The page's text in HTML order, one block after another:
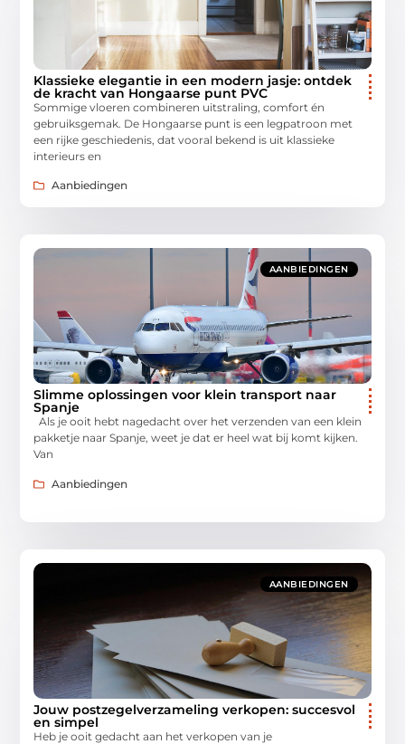
Klassieke elegantie in een modern jasje: ontdek
de kracht van Hongaarse punt PVC
Sommige vloeren combineren uitstraling, comfort én
gebruiksgemak. De Hongaarse punt is een legpatroon met
een rijke geschiedenis, dat vooral bekend is uit klassieke
interieurs en
Aanbiedingen
AANBIEDINGEN
Slimme oplossingen voor klein transport naar
Spanje
Als je ooit hebt nagedacht over het verzenden van een klein
pakketje naar Spanje, weet je dat er heel wat bij komt kijken.
Van
Aanbiedingen
AANBIEDINGEN
Jouw postzegelverzameling verkopen: succesvol
en simpel
Heb je ooit gedacht aan het verkopen van je